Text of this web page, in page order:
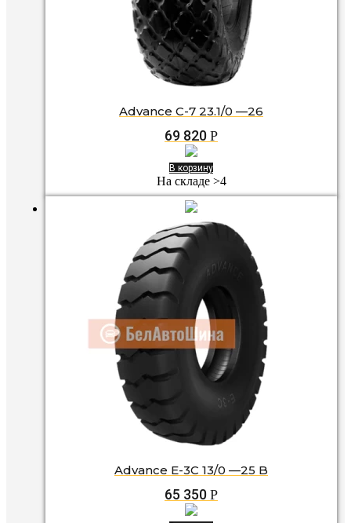
Advance C-7 23.1/0 —26
69 820 Р
В корзину
На складе >4
Advance E-3C 13/0 —25 B
65 350 Р